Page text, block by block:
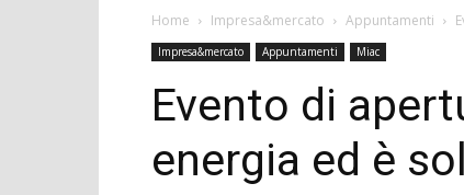
Home Impresa&mercato Appuntamenti
Impresa&mercato Appuntamenti Miac
Evento di
energia ed è